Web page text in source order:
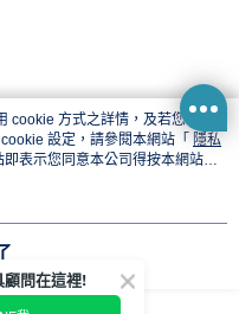
cookie 方式之詳情，及若您不希
設定，請參閱本網站「 隱私
表示您同意本公司得按本網站使
顧問在這裡!